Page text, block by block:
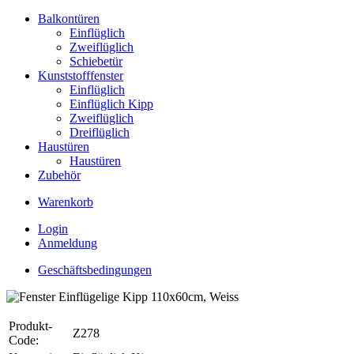
Balkontüren
Einflüglich
Zweiflüglich
Schiebetür
Kunststofffenster
Einflüglich
Einflüglich Kipp
Zweiflüglich
Dreiflüglich
Haustüren
Haustüren
Zubehör
Warenkorb
Login
Anmeldung
Geschäftsbedingungen
Produkt-
Code:
Z278